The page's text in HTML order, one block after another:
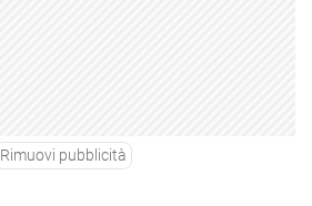
Rimuovi pubblicità